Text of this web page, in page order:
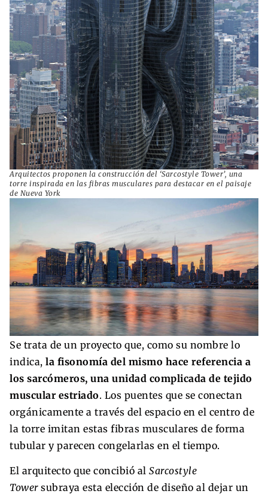
Arquitectos proponen la construcción del ‘Sarcostyle Tower’, una
torre inspirada en las fibras musculares para destacar en el paisaje
de Nueva York
Se trata de un proyecto que, como su nombre lo
indica, la fisonomía del mismo hace referencia a
los sarcómeros, una unidad complicada de tejido
muscular estriado. Los puentes que se conectan
orgánicamente a través del espacio en el centro de
la torre imitan estas fibras musculares de forma
tubular y parecen congelarlas en el tiempo.
El arquitecto que concibió al Sarcostyle
Towersubraya esta elección de diseño al dejar un